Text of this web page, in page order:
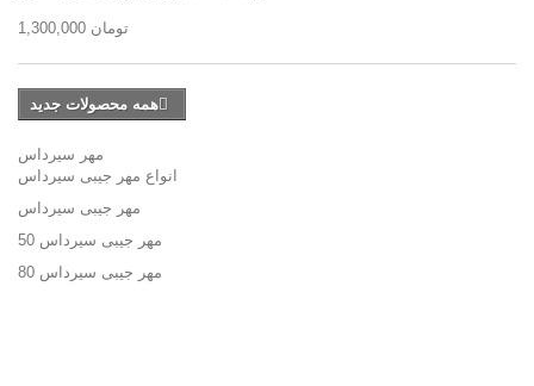
1,300,000 تومان
همه محصولات جدید
مهر سيرداس
انواع مهر جیبی سیرداس
مهر جیبی سیرداس
مهر جیبی سیرداس 50
مهر جیبی سیرداس 80